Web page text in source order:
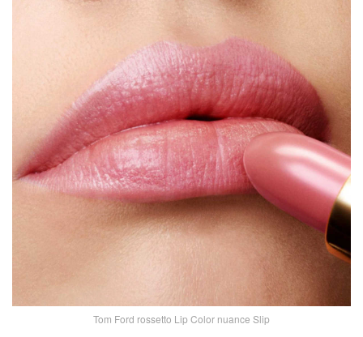
Tom Ford rossetto Lip Color nuance Slip